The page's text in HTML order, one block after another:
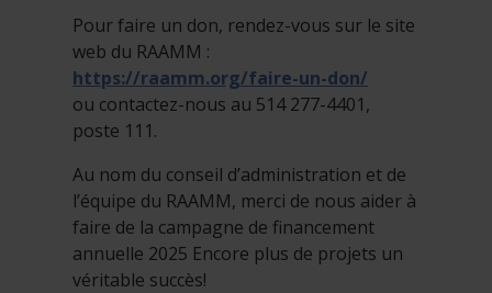
Pour faire un don, rendez-vous sur le site
web du RAAMM :
https://raamm.org/faire-un-don/
ou contactez-nous au 514 277-4401,
poste 111.
Au nom du conseil d’administration et de
l’équipe du RAAMM, merci de nous aider à
faire de la campagne de financement
annuelle 2025 Encore plus de projets un
véritable succès!